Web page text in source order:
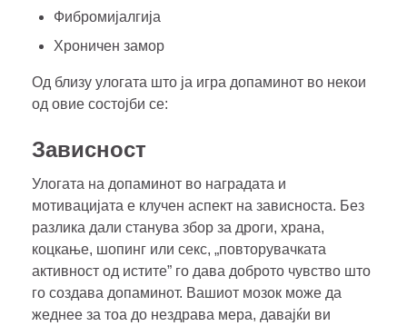
Фибромијалгија
Хроничен замор
Од близу улогата што ја игра допаминот во некои
од овие состојби се:
Зависност
Улогата на допаминот во наградата и
мотивацијата е клучен аспект на зависноста. Без
разлика дали станува збор за дроги, храна,
коцкање, шопинг или секс, „повторувачката
активност од истите” го дава доброто чувство што
го создава допаминот. Вашиот мозок може да
жеднее за тоа до нездрава мера, давајќи ви